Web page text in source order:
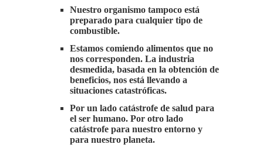
Nuestro organismo tampoco está
preparado para cualquier tipo de
combustible.
Estamos comiendo alimentos que no
nos corresponden. La industria
desmedida, basada en la obtención de
beneficios, nos está llevando a
situaciones catastróficas.
Por un lado catástrofe de salud para
el ser humano. Por otro lado
catástrofe para nuestro entorno y
para nuestro planeta.